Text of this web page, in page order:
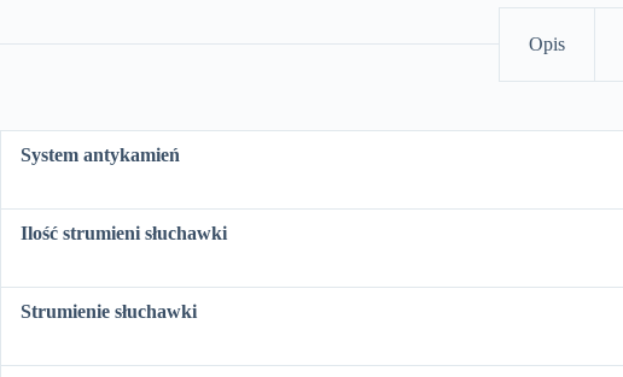
Opis
System antykamień
Ilość strumieni słuchawki
Strumienie słuchawki